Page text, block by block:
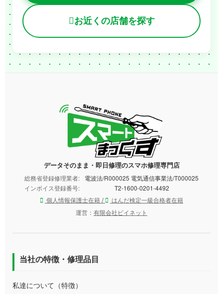
お近くの店舗を探す
データそのまま・即日修理のスマホ修理専門店
総務省登録修理業者:
電波法/R000025 電気通信事業法/T000025
インボイス登録番号:
T2-1600-0201-4492
個人情報保護士在籍 /
はんだ検定一級合格者在籍
運営： 有限会社ビイネット
当社の特徴・修理品目
私達について（特徴）